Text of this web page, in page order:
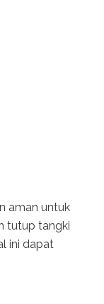
aman untuk
tutup tangki
ini dapat